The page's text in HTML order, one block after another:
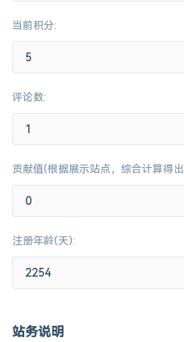
当前积分:
评论数:
贡献值(根据展示站点，综合计算得
注册年龄(天):
站务说明